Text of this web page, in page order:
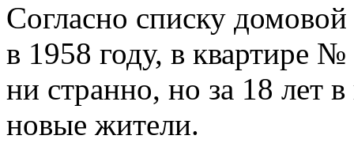
Согласно списку
в 1958 году, в квартире
ни странно, но за 18 лет
новые жители.